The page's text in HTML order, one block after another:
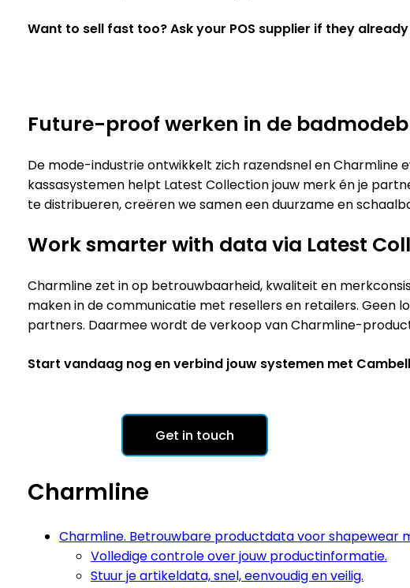
Want to sell fast too? Ask your POS supplier if they
Future-proof werken in de
De mode-industrie ontwikkelt zich razendsnel en
kassasystemen helpt Latest Collection jouw merk én je
te distribueren, creëren we samen een duurzame en
Work smarter with data via Latest
Charmline zet in op betrouwbaarheid, kwaliteit en
maken in de communicatie met resellers en retailers. Geen
partners. Daarmee wordt de verkoop van Charmline-
Start vandaag nog en verbind jouw systemen met
Get in touch
Charmline
Charmline. Betrouwbare productdata voor shapewear
Volledige controle over jouw productinformatie.
Stuur je artikeldata, snel, eenvoudig en veilig.